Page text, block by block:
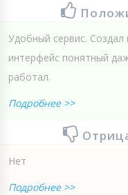
Удобный сервис. Создал
интерфейс понятный
работал.
Подробнее >>
Нет
Подробнее >>